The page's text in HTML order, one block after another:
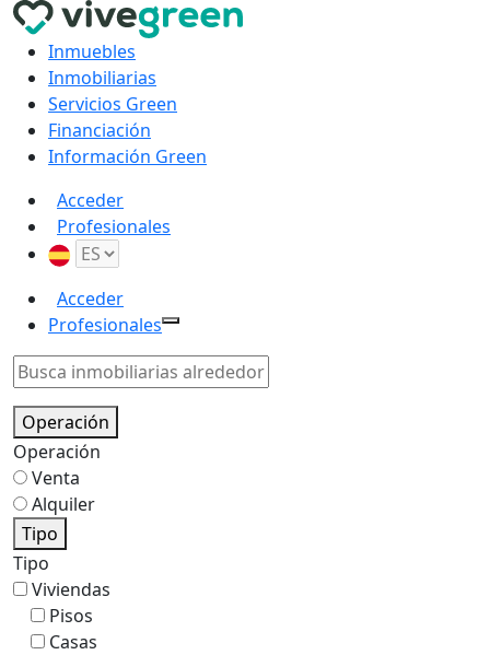
Inmuebles
Inmobiliarias
Servicios Green
Financiación
Información Green
Acceder
Profesionales
Acceder
Profesionales
Operación
Operación
Venta
Alquiler
Tipo
Tipo
Viviendas
Pisos
Casas